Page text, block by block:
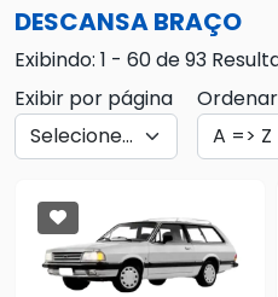
DESCANSA BRAÇO
Exibindo: 1 - 60 de 93
Exibir por página